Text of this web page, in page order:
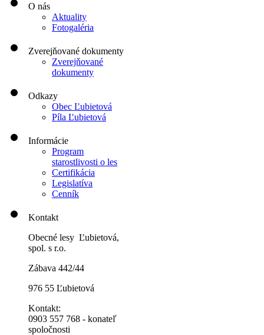
O nás
Aktuality
Fotogaléria
Zverejňované dokumenty
Zverejňované
dokumenty
Odkazy
Obec Ľubietová
Píla Ľubietová
Informácie
Program
starostlivosti o les
Certifikácia
Legislatíva
Cenník
Kontakt
Obecné lesy Ľubietová,
spol. s r.o.
Zábava 442/44
976 55 Ľubietová
Kontakt:
0903 557 768 - konateľ
spoločnosti